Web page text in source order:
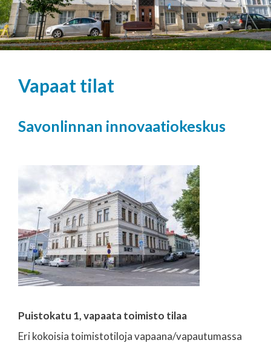
Vapaat tilat
Savonlinnan innovaatiokeskus
Puistokatu 1, vapaata toimisto tilaa
Eri kokoisia toimistotiloja vapaana/vapautumassa